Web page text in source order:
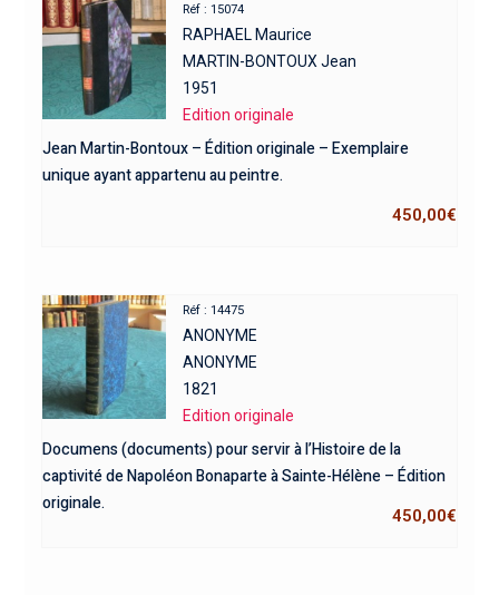
Réf : 15074
RAPHAEL Maurice
MARTIN-BONTOUX Jean
1951
Edition originale
Jean Martin-Bontoux – Édition originale – Exemplaire
unique ayant appartenu au peintre.
450,00€
Réf : 14475
ANONYME
ANONYME
1821
Edition originale
Documens (documents) pour servir à l’Histoire de la
captivité de Napoléon Bonaparte à Sainte-Hélène – Édition
originale.
450,00€